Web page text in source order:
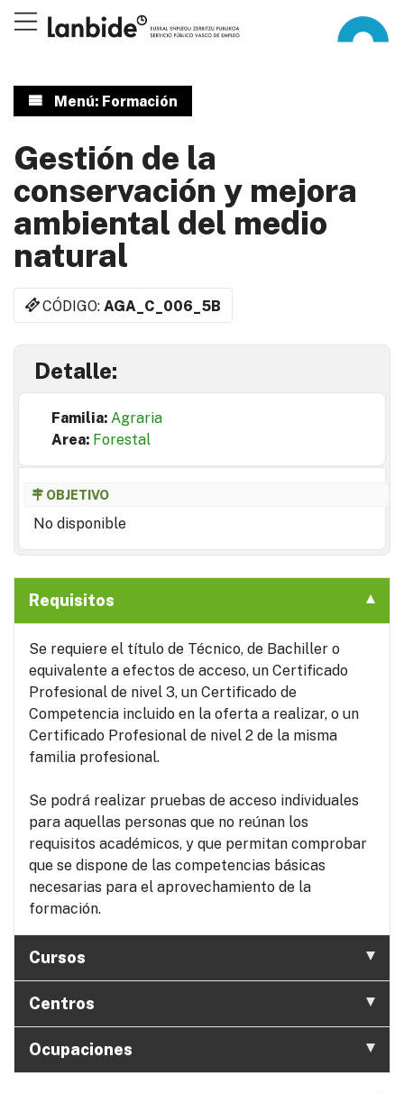
Menú: Formación
Gestión de la
conservación y mejora
ambiental del medio
natural
CÓDIGO:AGA_C_006_5B
Detalle:
Familia: Agraria
Area: Forestal
OBJETIVO
No disponible
Requisitos
Se requiere el título de Técnico, de Bachiller o
equivalente a efectos de acceso, un Certificado
Profesional de nivel 3, un Certificado de
Competencia incluido en la oferta a realizar, o un
Certificado Profesional de nivel 2 de la misma
familia profesional.
Se podrá realizar pruebas de acceso individuales
para aquellas personas que no reúnan los
requisitos académicos, y que permitan comprobar
que se dispone de las competencias básicas
necesarias para el aprovechamiento de la
formación.
Cursos
Centros
Ocupaciones